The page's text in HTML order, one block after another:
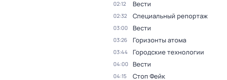
02:12 Вести
02:32 Специальный репортаж
03:00 Вести
03:26 Горизонты атома
03:44 Городские технологии
04:00 Вести
04:15 Стоп Фейк